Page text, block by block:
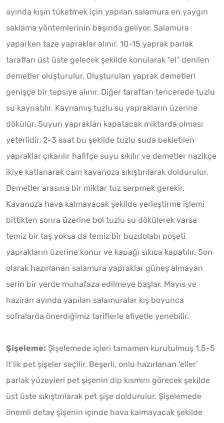
ayında kışın tüketmek için yapılan salamura en yaygın
saklama yöntemlerinin başında geliyor. Salamura
yaparken taze yapraklar alınır. 10-15 yaprak parlak
tarafları üst üste gelecek şekilde konularak “el” denilen
demetler oluşturulur. Oluşturulan yaprak demetleri
genişçe bir tepsiye alınır. Diğer taraftan tencerede tuzlu
su kaynatılır. Kaynamış tuzlu su yaprakların üzerine
dökülür. Suyun yaprakları kapatacak miktarda olması
yeterlidir. 2-3 saat bu şekilde tuzlu suda bekletilen
yapraklar çıkarılır hafifçe suyu sıkılır ve demetler nazikçe
ikiye katlanarak cam kavanoza sıkıştırılarak doldurulur.
Demetler arasına bir miktar tuz serpmek gerekir.
Kavanoza hava kalmayacak şekilde yerleştirme işlemi
bittikten sonra üzerine bol tuzlu su dökülerek varsa
temiz bir taş yoksa da temiz bir buzdolabı poşeti
yaprakların üzerine konur ve kapağı sıkıca kapatılır. Son
olarak hazırlanan salamura yapraklar güneş almayan
serin bir yerde muhafaza edilmeye başlar. Mayıs ve
haziran ayında yapılan salamuralar kış boyunca
sofralarda önerdiğimiz tariflerle afiyetle yenebilir.
Şişeleme: Şişelemede içleri tamamen kurutulmuş 1.5-5
lt’lik pet şişeler seçilir. Beşerli, onlu hazırlanan ‘eller’
parlak yüzeyleri pet şişenin dip kısmını görecek şekilde
üst üste sıkıştırılarak pet şişe doldurulur. Şişelemede
önemli detay şişenin içinde hava kalmayacak şekilde